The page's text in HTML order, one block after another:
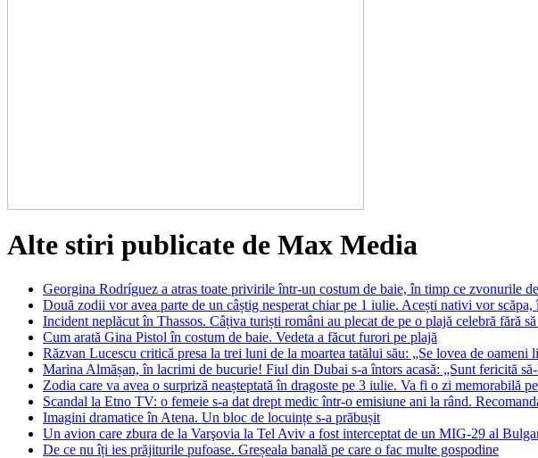
Alte stiri publicate de Max Media
Georgina Rodríguez a atras toate privirile într-un costum de baie, în timp ce zvonurile
Două zodii vor avea parte de un câștig nesperat chiar pe 1 iulie. Acești nativi vor scăpa,
Incident neplăcut în Thassos. Câțiva turiști români au plecat de pe o plajă celebră fără să
Cum arată Gina Pistol în costum de baie. Vedeta a făcut furori pe plajă
Răzvan Lucescu critică presa la trei luni de la moartea tatălui său: „Se lovea de oameni
Marina Almășan, în lacrimi de bucurie! Fiul din Dubai s-a întors acasă: „Sunt fericită
Zodia care va avea o surpriză neașteptată în dragoste pe 3 iulie. Va fi o zi memorabilă
Scandal la Etno TV: o femeie s-a dat drept medic într-o emisiune ani la rând.
Imagini dramatice în Atena. Un bloc de locuințe s-a prăbușit
Un avion care zbura de la Varşovia la Tel Aviv a fost interceptat de un MIG-29 al
De ce nu îți ies prăjiturile pufoase. Greșeala banală pe care o fac multe gospodine